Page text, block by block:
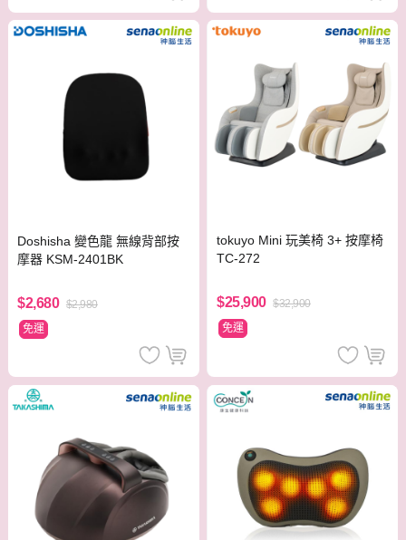
Doshisha 變色龍 無線背部按
摩器 KSM-2401BK
$2,680 $2,980
免運
tokuyo Mini 玩美椅 3+ 按摩椅
TC-272
$25,900 $32,900
免運